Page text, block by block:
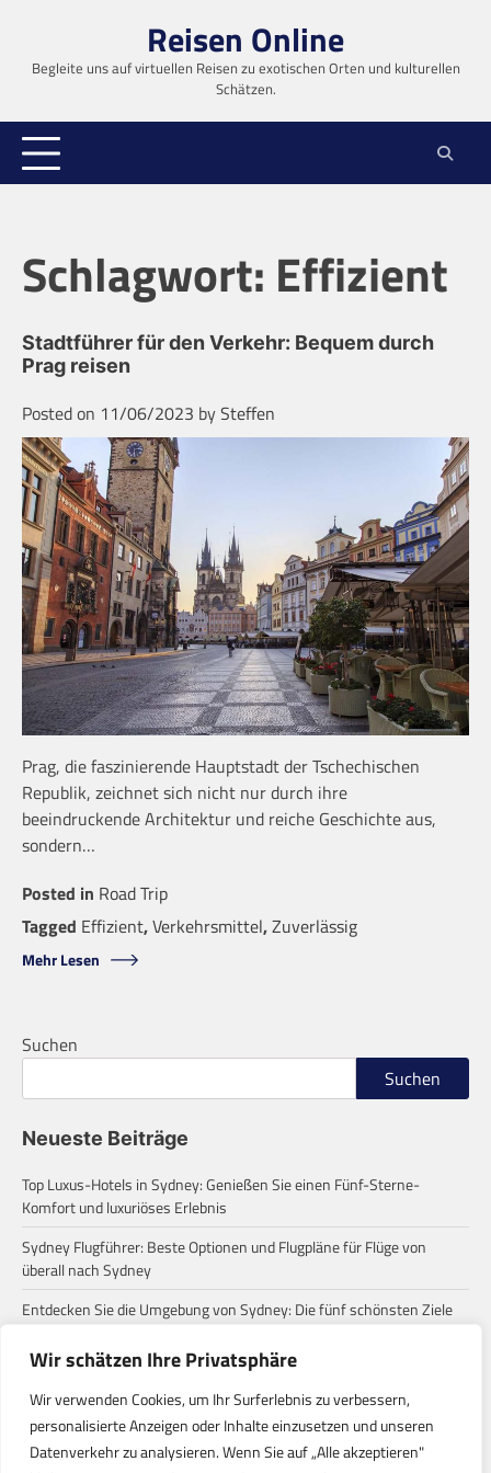
Wir schätzen Ihre Privatsphäre
Wir verwenden Cookies, um Ihr Surferlebnis zu verbessern,
personalisierte Anzeigen oder Inhalte einzusetzen und unseren
Datenverkehr zu analysieren. Wenn Sie auf „Alle akzeptieren"
content
Reisen Online
Begleite uns auf virtuellen Reisen zu exotischen Orten und kulturellen
Schätzen.
Schlagwort: Effizient
Stadtführer für den Verkehr: Bequem durch
Prag reisen
Posted on 11/06/2023 bySteffen
Prag, die faszinierende Hauptstadt der Tschechischen
Republik, zeichnet sich nicht nur durch ihre
beeindruckende Architektur und reiche Geschichte aus,
sondern…
Posted in Road Trip
Tagged Effizient,Verkehrsmittel,Zuverlässig
Mehr Lesen
Suchen
Suchen
Neueste Beiträge
Top Luxus-Hotels in Sydney: Genießen Sie einen Fünf-Sterne-
Komfort und luxuriöses Erlebnis
Sydney Flugführer: Beste Optionen und Flugpläne für Flüge von
überall nach Sydney
Entdecken Sie die Umgebung von Sydney: Die fünf schönsten Ziele
für einen Tagesausflug
Zum ersten Mal in Sydney? Diese häufigen Missverständnisse
solltest du wissen!
Eine Roadtrip-Reise von Sydney zu den Stränden: Entdecke die
verborgenen Paradiese der Ostküste Australiens